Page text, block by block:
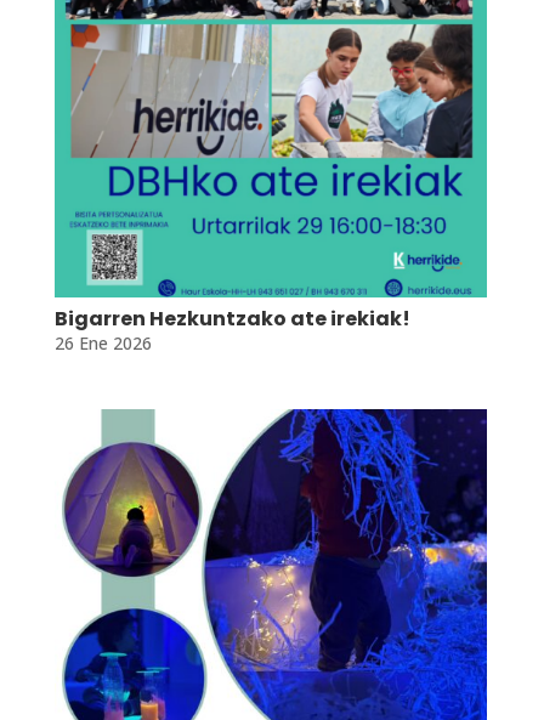
Bigarren Hezkuntzako ate irekiak!
26 Ene 2026